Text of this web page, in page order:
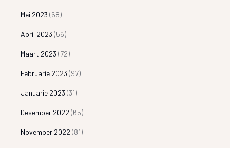
Mei 2023 (68)
April 2023 (56)
Maart 2023 (72)
Februarie 2023 (97)
Januarie 2023 (31)
Desember 2022 (65)
November 2022 (81)